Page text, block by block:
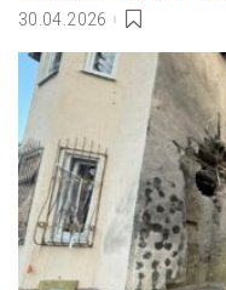
30.04.2026